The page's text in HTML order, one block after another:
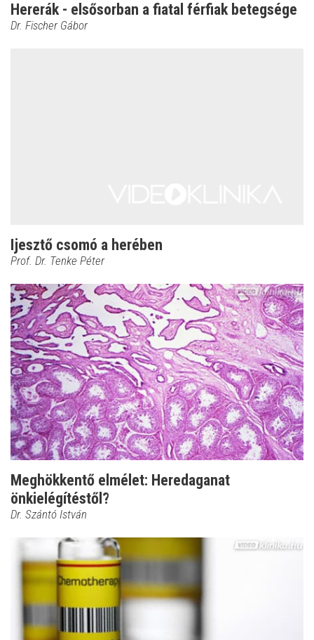
Hererák - elsősorban a fiatal férfiak betegsége
Dr. Fischer Gábor
Ijesztő csomó a herében
Prof. Dr. Tenke Péter
Meghökkentő elmélet: Heredaganat
önkielégítéstől?
Dr. Szántó István